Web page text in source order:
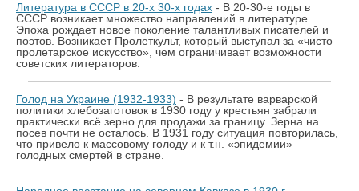
Литература в СССР в 20-х 30-х годах - В 20-30-е годы в
СССР возникает множество направлений в литературе.
Эпоха рождает новое поколение талантливых писателей и
поэтов. Возникает Пролеткульт, который выступал за «чисто
пролетарское искусство», чем ограничивает возможности
советских литераторов.
Голод на Украине (1932-1933) - В результате варварской
политики хлебозаготовок в 1930 году у крестьян забрали
практически всё зерно для продажи за границу. Зерна на
посев почти не осталось. В 1931 году ситуация повторилась,
что привело к массовому голоду и к т.н. «эпидемии»
голодных смертей в стране.